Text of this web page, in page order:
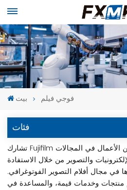
بيت فوجي فيلم
فئات
تشارك Fujifilm في مجموعة واسعة من الأعمال في المجالات
والتصوير من خلال الاستفادة
في مجال أفلام التصوير الفوتوغرافي.
وخدمات قيمة، والمساعدة في